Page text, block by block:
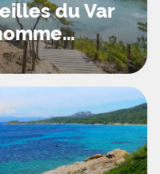
du Var